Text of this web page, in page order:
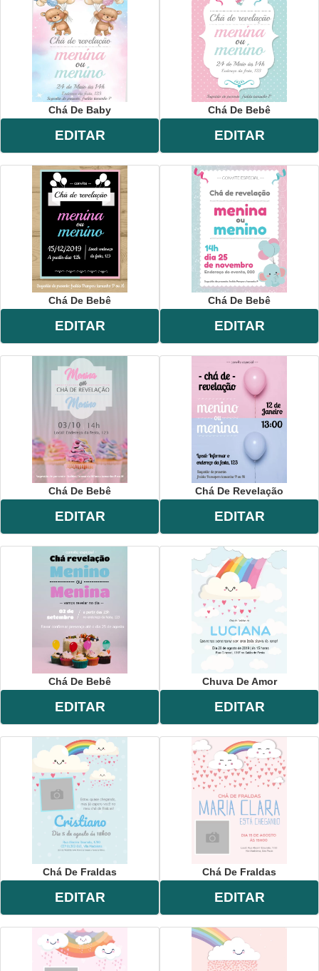
Chá De Baby
EDITAR
Chá De Bebê
EDITAR
Chá De Bebê
EDITAR
Chá De Bebê
EDITAR
Chá De Bebê
EDITAR
Chá De Revelação
EDITAR
Chá De Bebê
EDITAR
Chuva De Amor
EDITAR
Chá De Fraldas
EDITAR
Chá De Fraldas
EDITAR